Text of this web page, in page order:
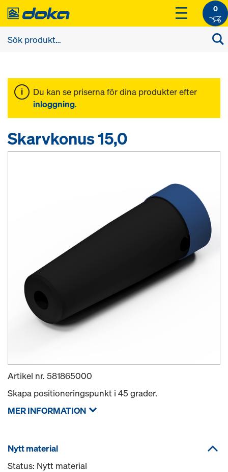
0
Du kan se priserna för dina produkter efter
inloggning.
Skarvkonus 15,0
Artikel nr. 581865000
Skapa positioneringspunkt i 45 grader.
MER INFORMATION
Nytt material
Status: Nytt material